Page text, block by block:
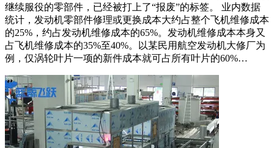
继续服役的零部件，已经被打上了“报废”的标签。 业内数据
统计，发动机零部件修理或更换成本大约占整个飞机维修成本
的25%，约占发动机维修成本的65%。发动机维修成本本身又
占飞机维修成本的35%至40%。以某民用航空发动机大修厂为
例，仅涡轮叶片一项的新件成本就可占所有叶片的60%…